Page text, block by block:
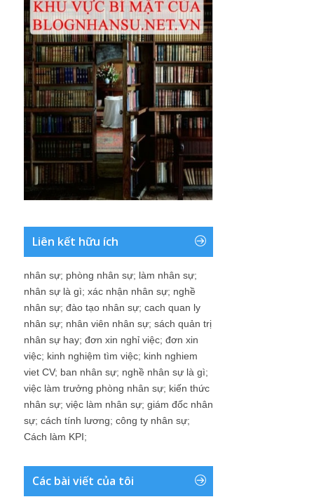
Liên kết hữu ích
nhân sự; phòng nhân sự; làm nhân sự;
nhân sự là gì; xác nhận nhân sự; nghề
nhân sự; đào tạo nhân sự; cach quan ly
nhân sự; nhân viên nhân sự; sách quản trị
nhân sự hay; đơn xin nghỉ việc; đơn xin
việc; kinh nghiệm tìm việc; kinh nghiem
viet CV; ban nhân sự; nghề nhân sự là gì;
việc làm trưởng phòng nhân sự; kiến thức
nhân sự; việc làm nhân sự; giám đốc nhân
sự; cách tính lương; công ty nhân sự;
Cách làm KPI;
Các bài viết của tôi